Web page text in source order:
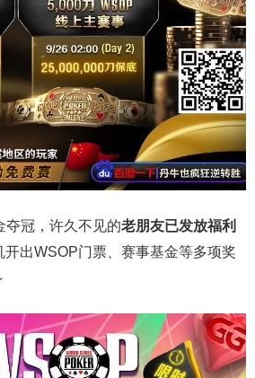
夺冠，许久不见的老朋友已发放福利
开出WSOP门票、赛事基金等多项奖